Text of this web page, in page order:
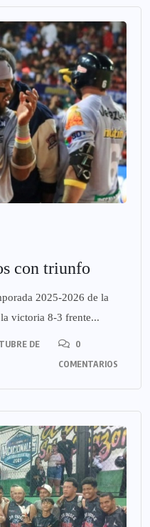
con triunfo
2025-2026 de la
victoria 8-3 frente...
DE
0
COMENTARIOS